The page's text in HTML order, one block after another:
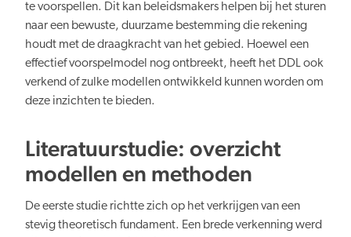
Verduurzaming
Lusten en lasten in balans
te voorspellen. Dit kan beleidsmakers helpen bij het sturen
naar een bewuste, duurzame bestemming die rekening
houdt met de draagkracht van het gebied. Hoewel een
effectief voorspelmodel nog ontbreekt, heeft het DDL ook
verkend of zulke modellen ontwikkeld kunnen worden om
deze inzichten te bieden.
Literatuurstudie: overzicht
modellen en methoden
De eerste studie richtte zich op het verkrijgen van een
stevig theoretisch fundament. Een brede verkenning werd